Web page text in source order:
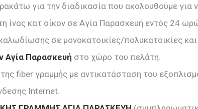
για την διαδικασία που ακολουθούμε
ίνας κατ οίκον σε Αγία Παρασκευή εντός 24
σε μονοκατοικίες/πολυκατοικίες
Αγία Παρασκευή στο χώρο του πελάτη.
fiber γραμμής με αντικατάσταση του
Internet.